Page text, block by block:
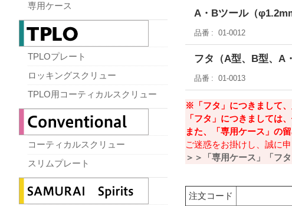
A・Bツール（
品番 01-0012
フタ（A型、B型、A
品番 01-0013
※「フタ」につきまして、
「フタ」につきましては
また、「専⽤ケース」の
ご迷惑をお掛けし、誠に
＞＞「専⽤ケース」「フ
注文コード
専用ケース
TPLOプレート
ロッキングスクリュー
TPLO用コーティカルスクリュー
コーティカルスクリュー
スリムプレート